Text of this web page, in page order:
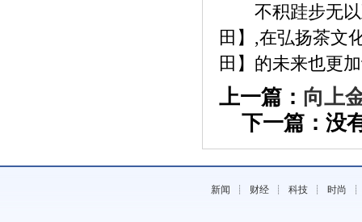
不积跬步无以
田】,在弘扬茶文
田】的未来也更
上一篇： 向上
下一篇：没
新闻 ┊ 财经 ┊科技 ┊ 时尚